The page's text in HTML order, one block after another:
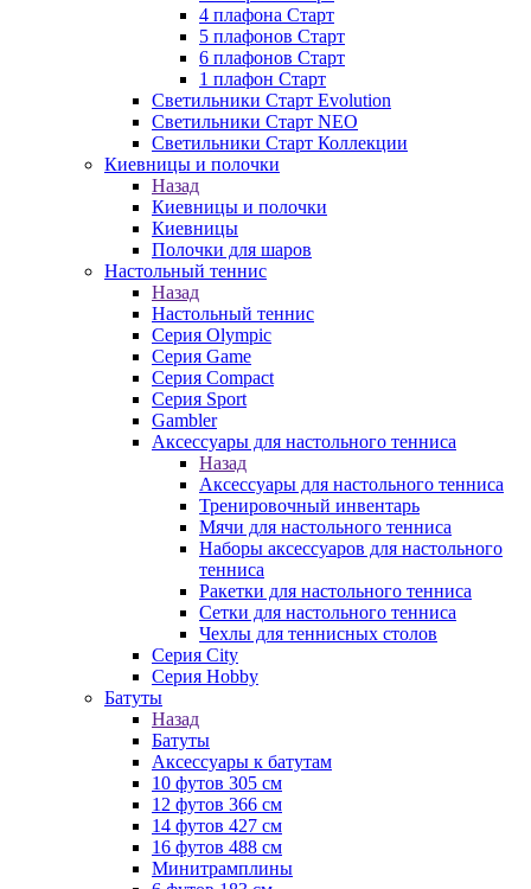
4 плафона Старт
5 плафонов Старт
6 плафонов Старт
1 плафон Старт
Светильники Старт Evolution
Светильники Старт NEO
Светильники Старт Коллекции
Киевницы и полочки
Назад
Киевницы и полочки
Киевницы
Полочки для шаров
Настольный теннис
Назад
Настольный теннис
Серия Olympic
Серия Game
Серия Compact
Серия Sport
Gambler
Аксессуары для настольного тенниса
Назад
Аксессуары для настольного тенниса
Тренировочный инвентарь
Мячи для настольного тенниса
Наборы аксессуаров для настольного
тенниса
Ракетки для настольного тенниса
Сетки для настольного тенниса
Чехлы для теннисных столов
Серия City
Серия Hobby
Батуты
Назад
Батуты
Аксессуары к батутам
10 футов 305 см
12 футов 366 см
14 футов 427 см
16 футов 488 см
Минитрамплины